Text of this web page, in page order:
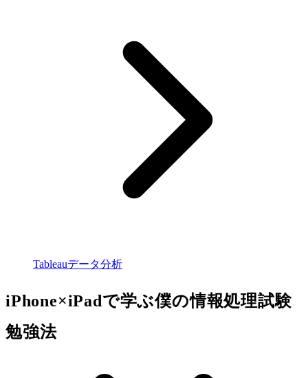
Tableauデータ分析
iPhone×iPadで学ぶ僕の情報処理試験
勉強法